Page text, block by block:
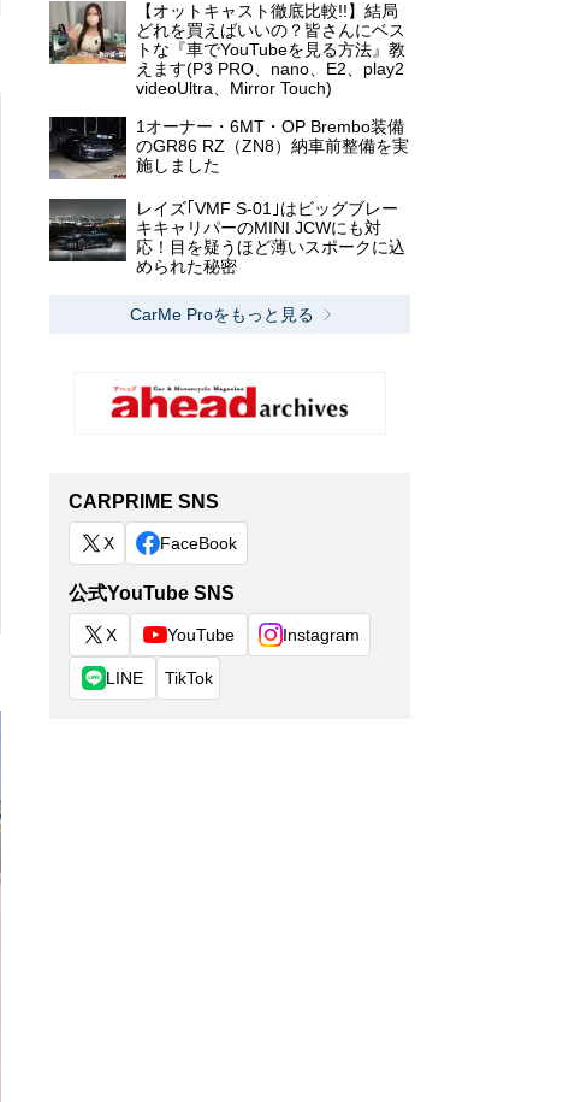
【オットキャスト徹底比較!!】結局
どれを買えばいいの？皆さんにベス
トな『車でYouTubeを見る方法』教
えます(P3 PRO、nano、E2、play2
videoUltra、Mirror Touch)
1オーナー・6MT・OP Brembo装備
のGR86 RZ（ZN8）納車前整備を実
施しました
レイズ｢VMF S-01｣はビッグブレー
キキャリパーのMINI JCWにも対
応！目を疑うほど薄いスポークに込
められた秘密
CarMe Proをもっと見る
CARPRIME SNS
X FaceBook
公式YouTube SNS
X YouTube Instagram
LINE TikTok